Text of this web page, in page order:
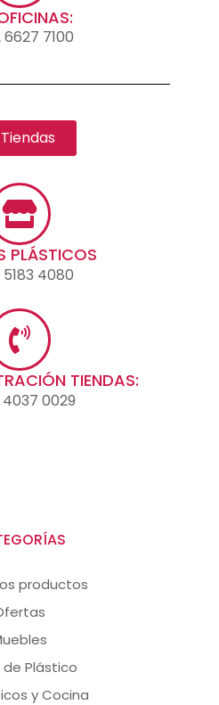
7100
PLÁSTICOS
4080
TIENDAS:
0029
productos
Plástico
y Cocina